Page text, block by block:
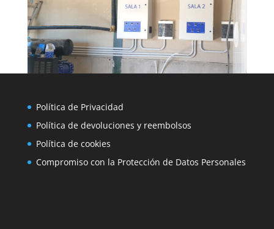
Política de Privacidad
Política de devoluciones y reembolsos
Política de cookies
Compromiso con la Protección de Datos Personales